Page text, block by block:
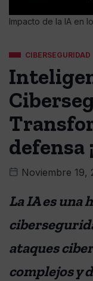
Impacto de la IA en
CIBERSEGURIDAD
defensa
Noviembre 19,
La IA es una
ataques
complejos y